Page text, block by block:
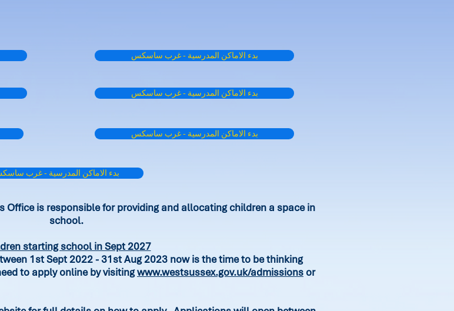
بدء الاماكن المدرسية - غرب ساسكس
بدء الاماكن المدرسية - غرب ساسكس
بدء الاماكن المدرسية - غرب ساسكس
بدء الاماكن المدرسية - غرب
Office is responsible for providing and allocating children a space in
school.
starting school in Sept 2027
1st Sept 2022 - 31st Aug 2023 now is the time to be thinking
to apply online by visitingwww.westsussex.gov.uk/admissions or